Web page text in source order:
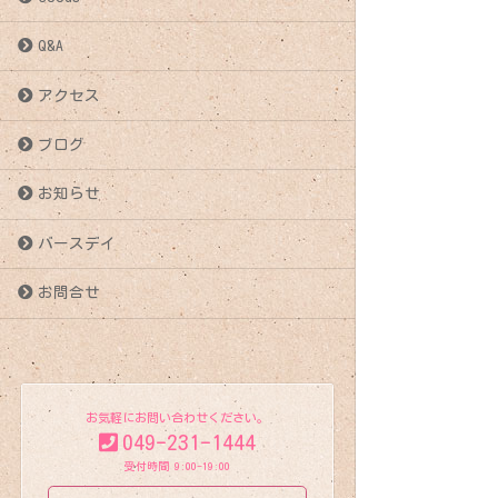
Q&A
アクセス
ブログ
お知らせ
バースデイ
お問合せ
お気軽にお問い合わせください。
049-231-1444
受付時間 9:00-19:00